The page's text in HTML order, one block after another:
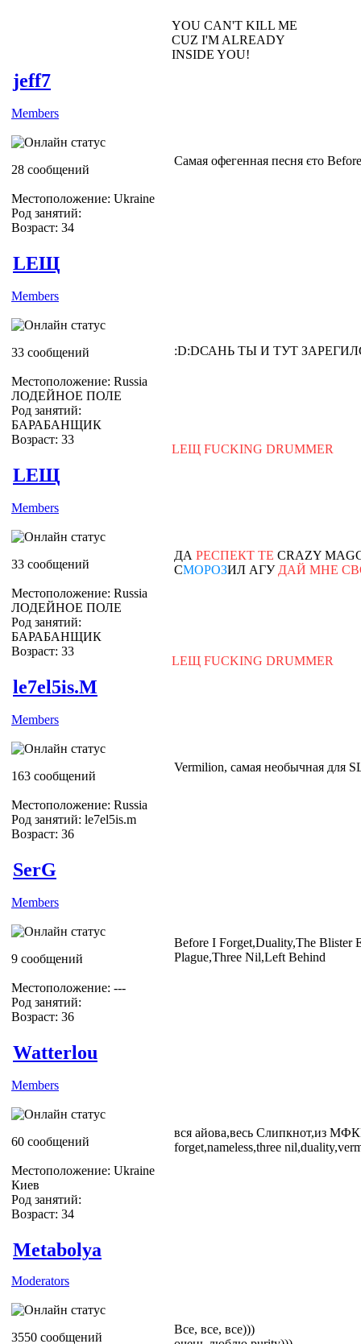
YOU CAN'T KILL ME
CUZ I'M ALREADY
INSIDE YOU!
jeff7
Members
28 сообщений
Местоположение: Ukraine
Род занятий:
Возраст: 34
Самая офегенная песня єто
LEЩ
Members
33 сообщений
Местоположение: Russia
ЛОДЕЙНОЕ ПОЛЕ
Род занятий:
БАРАБАНЩИК
Возраст: 33
:D:DСАНЬ ТЫ И ТУТ
LEЩ FUCKING DRUMMER
LEЩ
Members
33 сообщений
Местоположение: Russia
ЛОДЕЙНОЕ ПОЛЕ
Род занятий:
БАРАБАНЩИК
Возраст: 33
ДА РЕСПЕКТ ТЕ СRAZY
СМОРОЗИЛ АГУ ДАЙ МНЕ
LEЩ FUCKING DRUMMER
le7el5is.M
Members
163 сообщений
Местоположение: Russia
Род занятий: le7el5is.m
Возраст: 36
Vermilion, самая необычная для
SerG
Members
9 сообщений
Местоположение: ---
Род занятий:
Возраст: 36
Before I Forget,Duality,The Blister
Plague,Three Nil,Left Behind
Watterlou
Members
60 сообщений
Местоположение: Ukraine
Киев
Род занятий:
Возраст: 34
вся айова,весь Слипкнот,из
forget,nameless,three
Metabolya
Moderators
3550 сообщений
Все, все, все)))